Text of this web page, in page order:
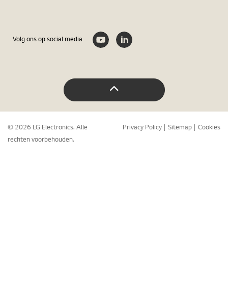
Volg ons op social media
© 2026 LG Electronics. Alle
rechten voorbehouden.
Privacy Policy Sitemap Cookies